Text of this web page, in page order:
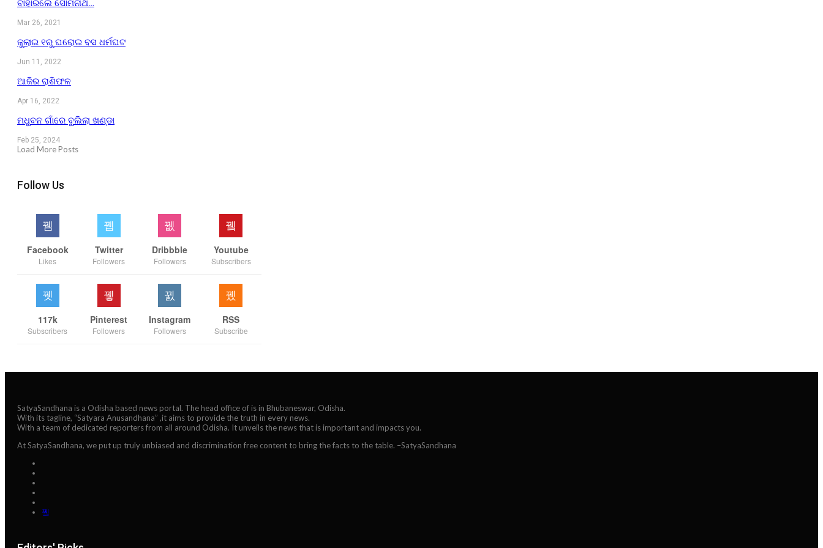
ବାହାରିଲେ ସୋମନାଥ…
Mar 26, 2021
ଜୁଲାଇ ୧ରୁ ଘରୋଇ ବସ ଧର୍ମଘଟ
Jun 11, 2022
ଆଜିର ରାଶିଫଳ
Apr 16, 2022
ମଧୁବନ ଗାଁରେ ବୁଲିଲା ଖଣ୍ଡା
Feb 25, 2024
Load More Posts
Follow Us
Facebook
Likes
Twitter
Followers
Dribbble
Followers
Youtube
Subscribers
117k
Subscribers
Pinterest
Followers
Instagram
Followers
RSS
Subscribe
SatyaSandhana is a Odisha based news portal. The head office of is in Bhubaneswar, Odisha.
With its tagline, “Satyara Anusandhana” ,it aims to provide the truth in every news.
With a team of dedicated reporters from all around Odisha. It unveils the news that is important and impacts you.
At SatyaSandhana, we put up truly unbiased and discrimination free content to bring the facts to the table. –SatyaSandhana